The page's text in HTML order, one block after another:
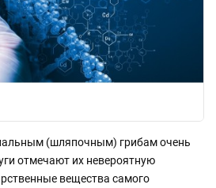
(шляпочным) грибам очень
отмечают их невероятную
вещества самого